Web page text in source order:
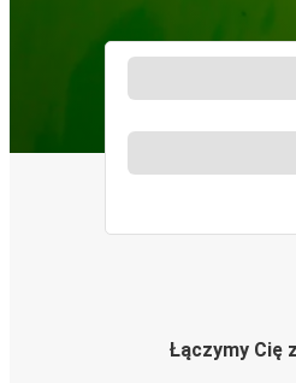
Łączymy Cię